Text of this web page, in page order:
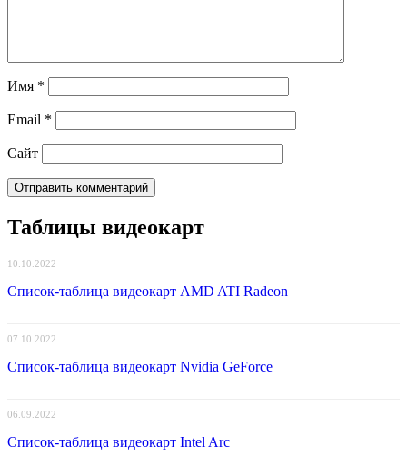
Имя *
Email *
Сайт
Таблицы видеокарт
10.10.2022
Список-таблица видеокарт AMD ATI Radeon
07.10.2022
Список-таблица видеокарт Nvidia GeForce
06.09.2022
Список-таблица видеокарт Intel Arc